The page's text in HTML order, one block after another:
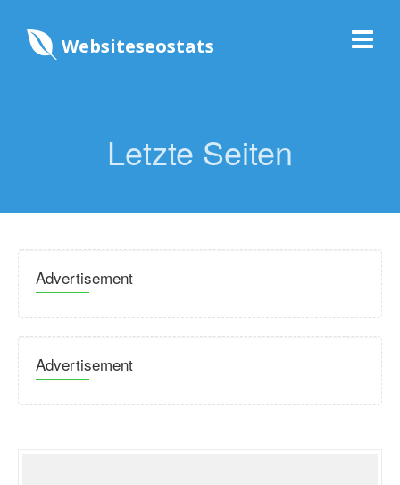
Websiteseostats
Letzte Seiten
Advertisement
Advertisement